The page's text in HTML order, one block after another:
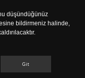
düşündüğünüz
bildirmeniz halinde,